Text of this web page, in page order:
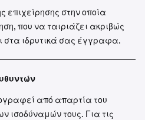
επιχείρησης στην οποία
που να ταιριάζει ακριβώς
ιδρυτικά σας έγγραφα.
από απαρτία του
ισοδύναμών τους. Για τις